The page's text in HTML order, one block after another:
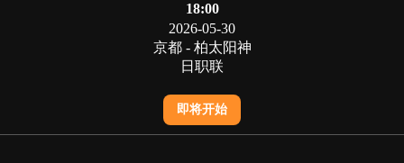
18:00
2026-05-30
京都 - 柏太阳神
日职联
即将开始